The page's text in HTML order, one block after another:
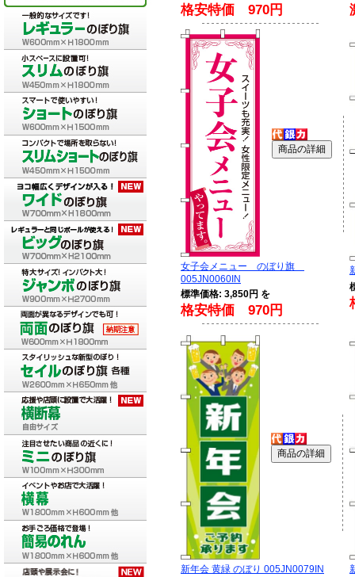
格安特価 970円
女子会メニュー のぼり旗
005JN0060IN
標準価格: 3,850円 を
格安特価 970円
新年会 黄緑 のぼり 005JN0079IN